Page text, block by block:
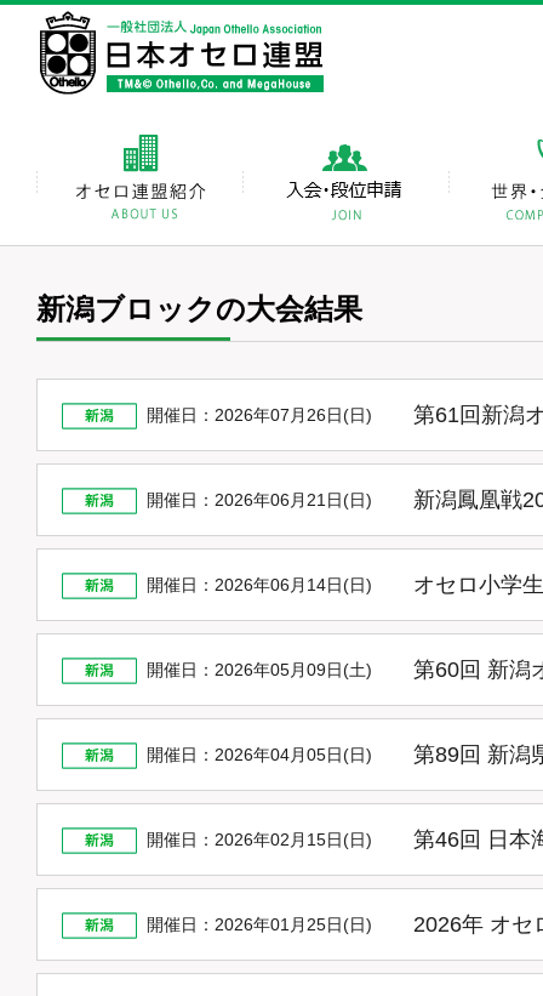
新潟ブロックの大会結果
開催日：2026年07月26日(日) 第61回新潟
開催日：2026年06月21日(日) 新潟鳳凰戦
開催日：2026年06月14日(日) オセロ小学
開催日：2026年05月09日(土) 第60回 新潟
開催日：2026年04月05日(日) 第89回 新潟
開催日：2026年02月15日(日) 第46回 日本
開催日：2026年01月25日(日) 2026年 オ